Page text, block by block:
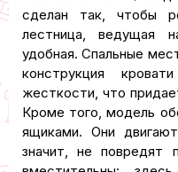
сделан так, чтобы
лестница, ведущая
удобная. Спальные
конструкция
жесткости, что
Кроме того, модель
ящиками. Они
значит, не повредят